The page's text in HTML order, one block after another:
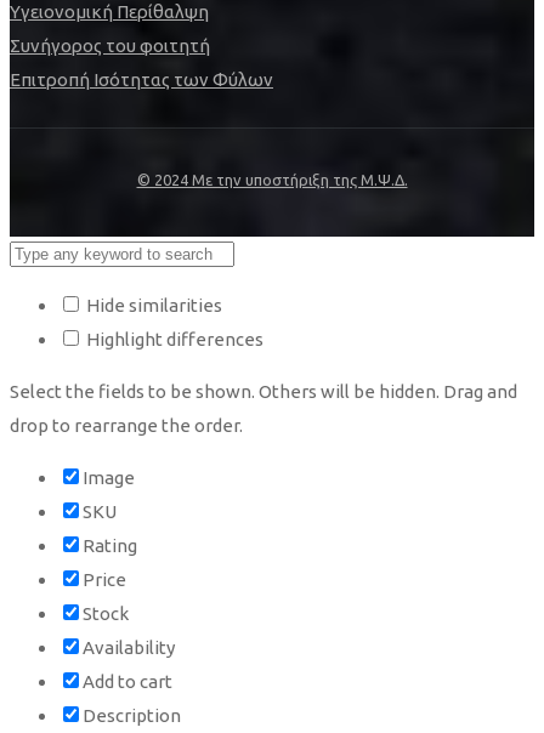
Υγειονομική Περίθαλψη
Συνήγορος του φοιτητή
Επιτροπή Ισότητας των Φύλων
© 2024 Με την υποστήριξη της Μ.Ψ.Δ.
Hide similarities
Highlight differences
Select the fields to be shown. Others will be hidden. Drag and
drop to rearrange the order.
Image
SKU
Rating
Price
Stock
Availability
Add to cart
Description